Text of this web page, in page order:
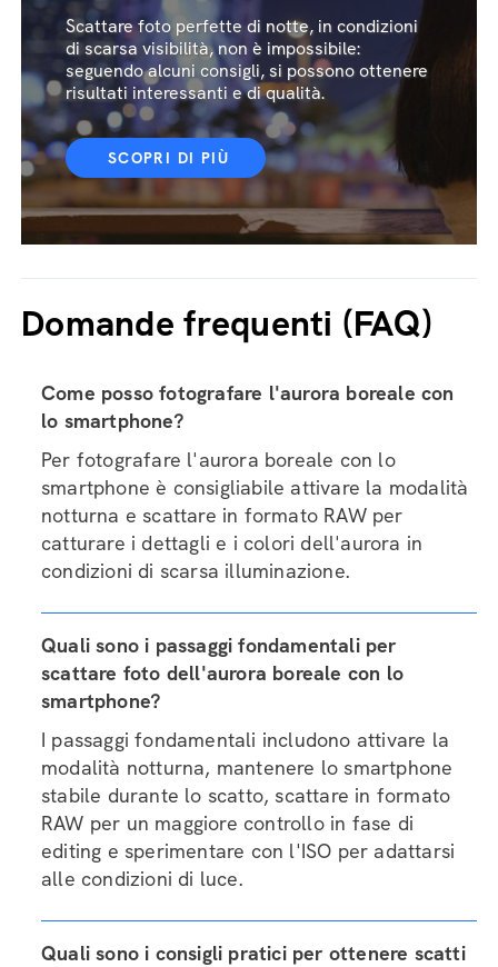
Scattare foto perfette di notte, in condizioni
di scarsa visibilità, non è impossibile:
seguendo alcuni consigli, si possono ottenere
risultati interessanti e di qualità.
SCOPRI DI PIÙ
Domande frequenti (FAQ)
Come posso fotografare l'aurora boreale con
lo smartphone?
Per fotografare l'aurora boreale con lo
smartphone è consigliabile attivare la modalità
notturna e scattare in formato RAW per
catturare i dettagli e i colori dell'aurora in
condizioni di scarsa illuminazione.
Quali sono i passaggi fondamentali per
scattare foto dell'aurora boreale con lo
smartphone?
I passaggi fondamentali includono attivare la
modalità notturna, mantenere lo smartphone
stabile durante lo scatto, scattare in formato
RAW per un maggiore controllo in fase di
editing e sperimentare con l'ISO per adattarsi
alle condizioni di luce.
Quali sono i consigli pratici per ottenere scatti